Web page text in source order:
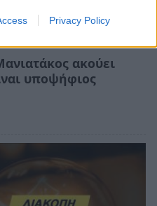
Privacy Policy
ακούει
υποψήφιος